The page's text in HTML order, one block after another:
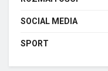
SOCIAL MEDIA
SPORT